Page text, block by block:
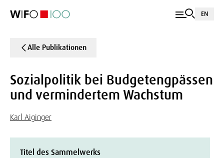
EN
Alle Publikationen
Sozialpolitik bei Budgetengpässen
und vermindertem Wachstum
Karl Aiginger
Titel des Sammelwerks